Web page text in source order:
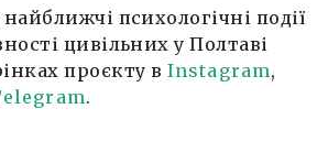
психологічні події
цивільних у Полтаві
проєкту в Instagram,
.